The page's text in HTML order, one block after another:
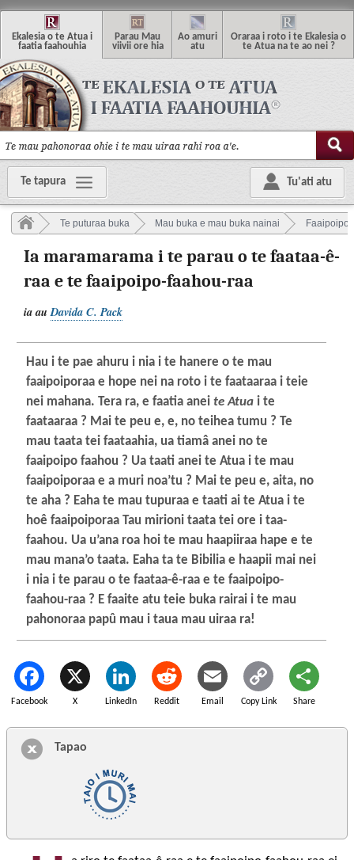
Ekalesia o te Atua i
faatia faahouhia
Parau Mau
viivii ore hia
Ao amuri
atu
Oraraa i roto i te Ekalesia o
te Atua na te ao nei ?
Tu'ati atu
Te tapura
Te puturaa buka Mau buka e mau buka nainai
Ia maramarama i te parau o te faataa-ê-
raa e te faaipoipo-faahou-raa
ia auDavida C. Pack
Hau i te pae ahuru i nia i te hanere o te mau
faaipoiporaa e hope nei na roto i te faataaraa i teie
nei mahana. Tera ra, e faatia aneite Atua i te
faataaraa ? Mai te peu e, e, no teihea tumu ? Te
mau taata tei faataahia, ua tiamâ anei no te
faaipoipo faahou ? Ua taati anei te Atua i te mau
faaipoiporaa e a muri noa’tu ? Mai te peu e, aita, no
te aha ? Eaha te mau tupuraa e taati ai te Atua i te
hoê faaipoiporaa Tau mirioni taata tei ore i taa-
faahou. Ua u’ana roa hoi te mau haapiiraa hape e te
mau mana’o taata. Eaha ta te Bibilia e haapii mai nei
i nia i te parau o te faataa-ê-raa e te faaipoipo-
faahou-raa ? E faaite atu teie buka rairai i te mau
pahonoraa papû mau i taua mau uiraa ra!
Facebook X LinkedIn Reddit Email Copy Link Share
Tapao